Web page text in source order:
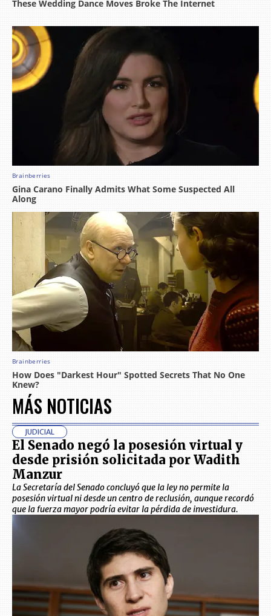
MÁS NOTICIAS
JUDICIAL
El Senado negó la posesión virtual y
desde prisión solicitada por Wadith
Manzur
La Secretaría del Senado concluyó que la ley no permite la
posesión virtual ni desde un centro de reclusión, aunque recordó
que la fuerza mayor podría evitar la pérdida de investidura.